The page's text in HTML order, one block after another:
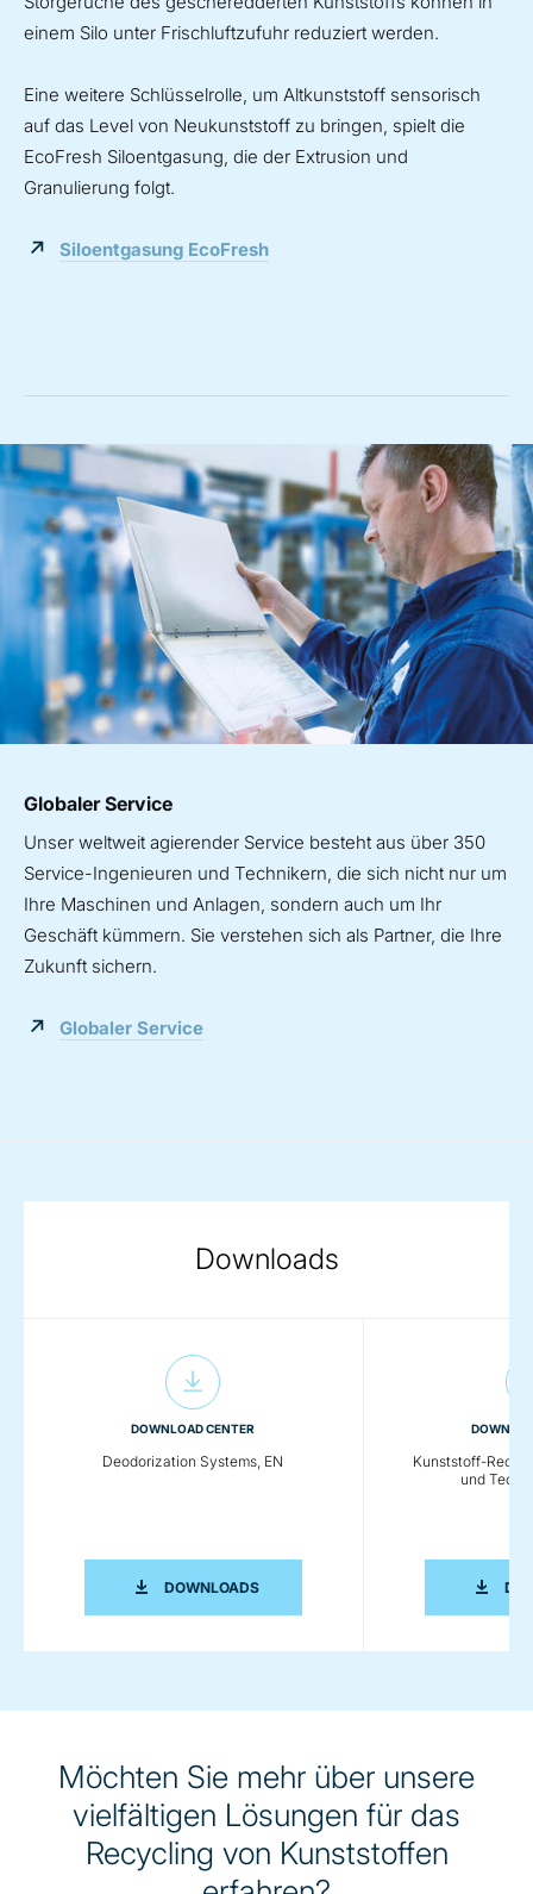
einem Silo unter Frischluftzufuhr reduziert werden.
Eine weitere Schlüsselrolle, um Altkunststoff sensorisch
auf das Level von Neukunststoff zu bringen, spielt die
EcoFresh Siloentgasung, die der Extrusion und
Granulierung folgt.
Siloentgasung EcoFresh
Globaler Service
Unser weltweit agierender Service besteht aus über 350
Service-Ingenieuren und Technikern, die sich nicht nur um
Ihre Maschinen und Anlagen, sondern auch um Ihr
Geschäft kümmern. Sie verstehen sich als Partner, die Ihre
Zukunft sichern.
Globaler Service
Downloads
DOWNLOAD CENTER
Deodorization Systems, EN
DOWNLOADSDEODORIZATION SYSTEMS, EN
Kunststoff-
und
Möchten Sie mehr über unsere
vielfältigen Lösungen für das
Recycling von Kunststoffen